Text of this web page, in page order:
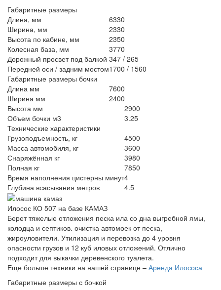
Габаритные размеры
Длина, мм
6330
Ширина, мм
2330
Высота по кабине, мм
2350
Колесная база, мм
3770
Дорожный просвет под балкой 347 / 265
Передней оси / задним мостом1700 / 1560
Габаритные размеры бочки
Длина мм
7600
Ширина мм
2400
Высота мм
2900
Объем бочки м3
3.25
Технические характеристики
Грузоподъемность, кг
4500
Масса автомобиля, кг
3600
Снаряжённая кг
3980
Полная кг
7850
Время наполнения цистерны минут4
Глубина всасывания метров
4.5
Илосос КО 507 на базе КАМАЗ
Берет тяжелые отложения песка ила со дна выгребной ямы,
колодца и септиков. очистка автомоек от песка,
жироуловители. Утилизация и перевозка до 4 уровня
опасности грузов и 12 куб иловых отложений. Отлично
подходит для выкачки деревенского туалета.
Еще больше техники на нашей странице – Аренда Илососа
Габаритные размеры с бочкой